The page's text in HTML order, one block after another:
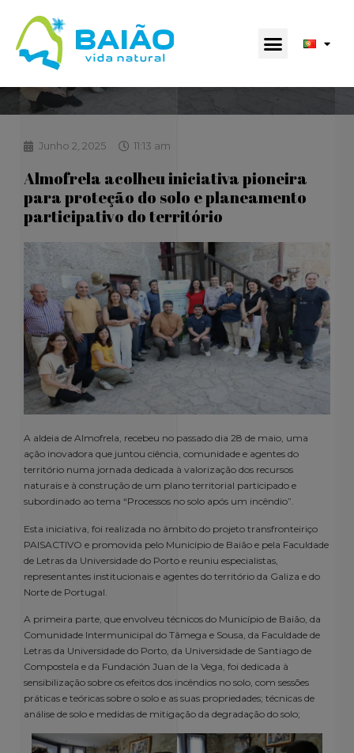
Junho 2, 2025 11:13 am
Almofrela acolheu iniciativa pioneira
para proteção do solo e planeamento
participativo do território
A aldeia de Almofrela, recebeu no passado dia 28 de maio, uma
ação inovadora que juntou ciência, comunidade e agentes do
território numa jornada dedicada à valorização dos recursos
naturais e à construção de um plano territorial participado e
subordinado ao tema “Processos no solo após um incêndio”.
Esta iniciativa, foi realizada no âmbito do projeto transfronteiriço
PAISACTIVO e promovida pelo Município de Baião e pela Faculdade
de Letras da Universidade do Porto e reuniu especialistas,
representantes institucionais e agentes do território da Galiza e do
Norte de Portugal.
A primeira parte, que envolveu técnicos do Município de Baião, da
Comunidade Intermunicipal do Tâmega e Sousa, da Faculdade de
Letras da Universidade do Porto, da Universidade de Santiago de
Compostela e da Fundación Juan de la Vega, foi dedicada à
sensibilização sobre os efeitos dos incêndios no solo, com sessões
práticas e teóricas sobre o solo e as suas propriedades; técnicas de
análise de solo e medidas de mitigação da degradação do solo;